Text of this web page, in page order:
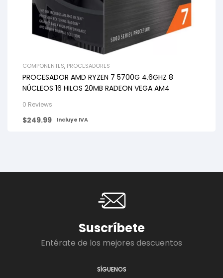
COMPONENTES, PROCESADORES
PROCESADOR AMD RYZEN 7 5700G 4.6GHZ 8
NÚCLEOS 16 HILOS 20MB RADEON VEGA AM4
0 Reviews
$249.99 Incluye IVA
Suscríbete
Entérate de los mejores descuentos
SÍGUENOS